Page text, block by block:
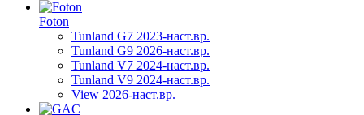
Foton
Tunland G7 2023-наст.вр.
Tunland G9 2026-наст.вр.
Tunland V7 2024-наст.вр.
Tunland V9 2024-наст.вр.
View 2026-наст.вр.